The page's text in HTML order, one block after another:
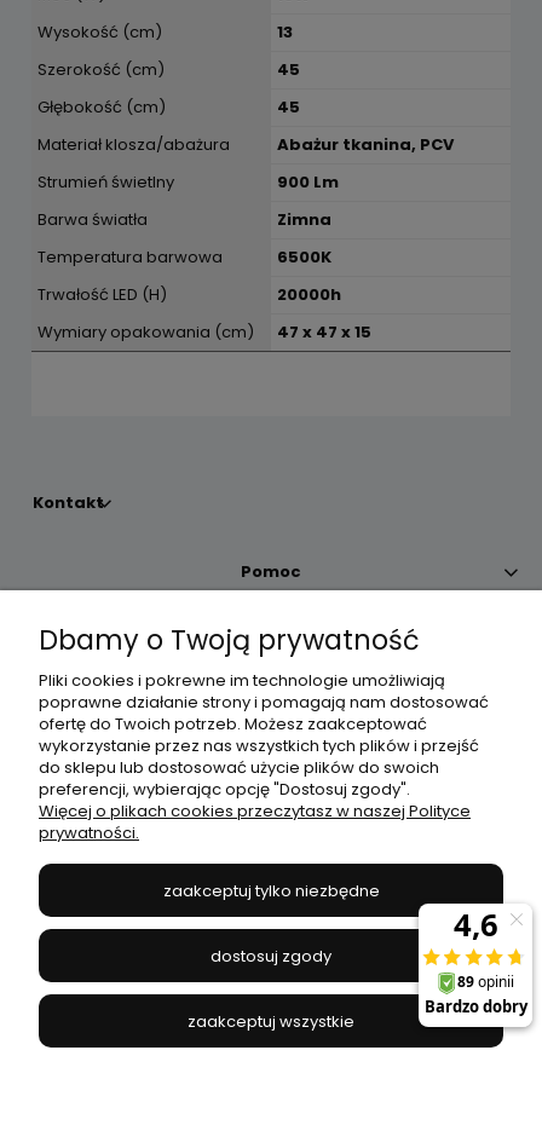
Wysokość (cm)
13
Szerokość (cm)
45
Głębokość (cm)
45
Materiał klosza/abażura
Abażur tkanina, PCV
Strumień świetlny
900 Lm
Barwa światła
Zimna
Temperatura barwowa
6500K
Trwałość LED (H)
20000h
Wymiary opakowania (cm)
47 x 47 x 15
Kontakt
Pomoc
Moje konto
Płatności i dostawa
Informacje
JANEX
669-050-03-43
504 545 749//E-mail:sklep@janexmarket.pl
Dbamy o Twoją prywatność
Pliki cookies i pokrewne im technologie umożliwiają
poprawne działanie strony i pomagają nam dostosować
ofertę do Twoich potrzeb. Możesz zaakceptować
wykorzystanie przez nas wszystkich tych plików i przejść
do sklepu lub dostosować użycie plików do swoich
preferencji, wybierając opcję "Dostosuj zgody".
Więcej o plikach cookies przeczytasz w naszej Polityce
prywatności.
zaakceptuj tylko niezbędne
dostosuj zgody
zaakceptuj wszystkie